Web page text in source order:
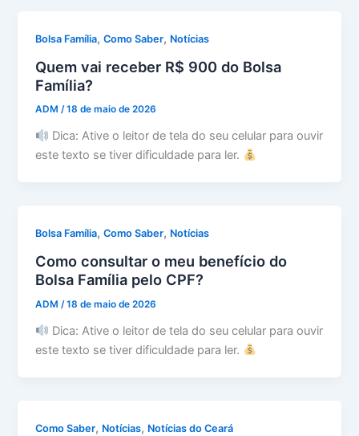
Bolsa Família,Como Saber, Notícias
Quem vai receber R$ 900 do Bolsa
Família?
ADM/18 de maio de 2026
Dica: Ative o leitor de tela do seu celular para ouvir
este texto se tiver dificuldade para ler.
Bolsa Família,Como Saber, Notícias
Como consultar o meu benefício do
Bolsa Família pelo CPF?
ADM/18 de maio de 2026
Dica: Ative o leitor de tela do seu celular para ouvir
este texto se tiver dificuldade para ler.
Como Saber, Notícias, Notícias do Ceará